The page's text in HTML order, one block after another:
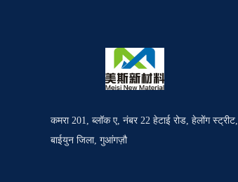
कमरा 201, ब्लॉक ए, नंबर 22 हेटाई रोड, हेलोंग स्ट्रीट,
बाईयुन जिला, गुआंगज़ौ